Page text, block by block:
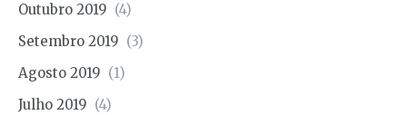
Outubro 2019 (4)
Setembro 2019 (3)
Agosto 2019 (1)
Julho 2019 (4)